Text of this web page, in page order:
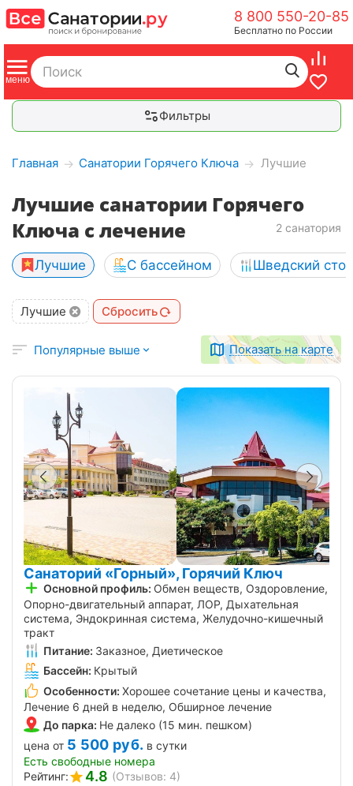
8 800 550-20-85
Бесплатно по России
Фильтры
Главная → Санатории Горячего Ключа → Лучшие
Лучшие санатории Горячего
Ключа с лечение
2 санатория
Лучшие С бассейном Шведский стол
Лучшие Сбросить
Популярные выше Показать на карте
Санаторий «Горный», Горячий Ключ
Основной профиль: Обмен веществ, Оздоровление,
Опорно-двигательный аппарат, ЛОР, Дыхательная
система, Эндокринная система, Желудочно-кишечный
тракт
Питание: Заказное, Диетическое
Бассейн: Крытый
Особенности: Хорошее сочетание цены и качества,
Лечение 6 дней в неделю, Обширное лечение
До парка: Не далеко (15 мин. пешком)
цена от 5 500 руб. в сутки
Есть свободные номера
Рейтинг:
4.8 (Отзывов: 4)